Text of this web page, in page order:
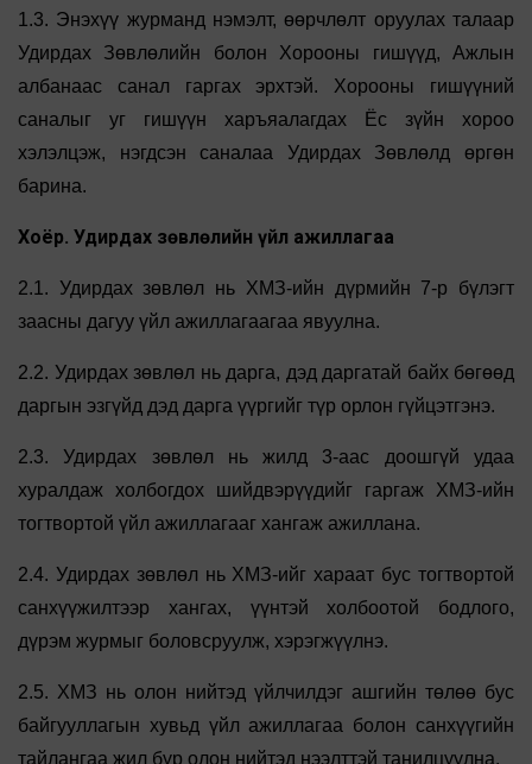
1.3. Энэхүү журманд нэмэлт, өөрчлөлт оруулах талаар
Удирдах Зөвлөлийн болон Хорооны гишүүд, Ажлын
албанаас санал гаргах эрхтэй. Хорооны гишүүний
саналыг уг гишүүн харъяалагдах Ёс зүйн хороо
хэлэлцэж, нэгдсэн саналаа Удирдах Зөвлөлд өргөн
барина.
Хоёр. Удирдах зөвлөлийн үйл ажиллагаа
2.1. Удирдах зөвлөл нь ХМЗ-ийн дүрмийн 7-р бүлэгт
заасны дагуу үйл ажиллагаагаа явуулна.
2.2. Удирдах зөвлөл нь дарга, дэд даргатай байх бөгөөд
даргын эзгүйд дэд дарга үүргийг түр орлон гүйцэтгэнэ.
2.3. Удирдах зөвлөл нь жилд 3-аас доошгүй удаа
хуралдаж холбогдох шийдвэрүүдийг гаргаж ХМЗ-ийн
тогтвортой үйл ажиллагааг хангаж ажиллана.
2.4. Удирдах зөвлөл нь ХМЗ-ийг хараат бус тогтвортой
санхүүжилтээр хангах, үүнтэй холбоотой бодлого,
дүрэм журмыг боловсруулж, хэрэгжүүлнэ.
2.5. ХМЗ нь олон нийтэд үйлчилдэг ашгийн төлөө бус
байгууллагын хувьд үйл ажиллагаа болон санхүүгийн
тайлангаа жил бүр олон нийтэд нээлттэй танилцуулна.